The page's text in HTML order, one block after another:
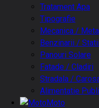
Tratament Apa
Tipografie
Mecanica /
Benzinarii /
Panouri Solare
Fatade / Cladiri
Stradala /
Alimentatie
Moto